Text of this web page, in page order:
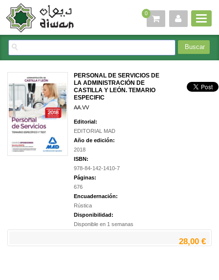
0
PERSONAL DE SERVICIOS DE
LA ADMINISTRACIÓN DE
CASTILLA Y LEÓN. TEMARIO
ESPECIFIC
AA.VV
Editorial:
EDITORIAL MAD
Año de edición:
2018
ISBN:
978-84-142-1410-7
Páginas:
676
Encuadernación:
Rústica
Disponibilidad:
Disponible en 1 semanas
28,00 €